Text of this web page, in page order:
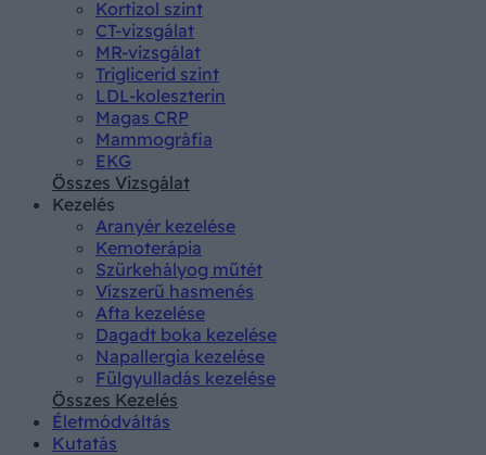
Kortizol szint
CT-vizsgálat
MR-vizsgálat
Triglicerid szint
LDL-koleszterin
Magas CRP
Mammográfia
EKG
Összes Vizsgálat
Kezelés
Aranyér kezelése
Kemoterápia
Szürkehályog műtét
Vízszerű hasmenés
Afta kezelése
Dagadt boka kezelése
Napallergia kezelése
Fülgyulladás kezelése
Összes Kezelés
Életmódváltás
Kutatás